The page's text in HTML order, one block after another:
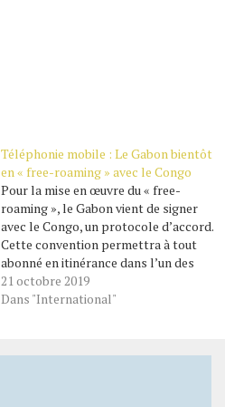
Téléphonie mobile : Le Gabon bientôt
en « free-roaming » avec le Congo
Pour la mise en œuvre du « free-
roaming », le Gabon vient de signer
avec le Congo, un protocole d’accord.
Cette convention permettra à tout
abonné en itinérance dans l’un des
deux pays de bénéficier, dans la limite
d’un mois, des mêmes tarifs d’appels
21 octobre 2019
Dans "International"